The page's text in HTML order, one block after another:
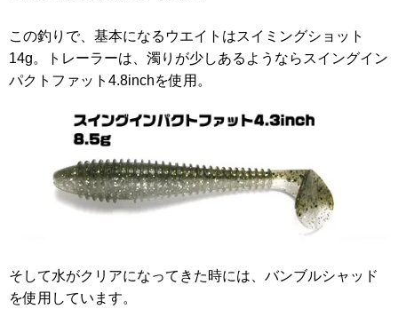
この釣りで、基本になるウエイトはスイミングショット
14g。トレーラーは、濁りが少しあるようならスイングイン
パクトファット4.8inchを使用。
そして水がクリアになってきた時には、バンブルシャッド
を使用しています。